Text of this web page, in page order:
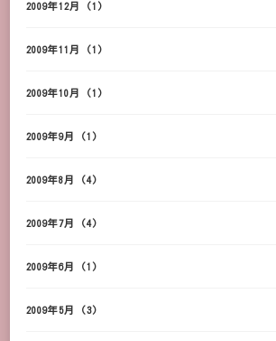
2009年12月 (1)
2009年11月 (1)
2009年10月 (1)
2009年9月 (1)
2009年8月 (4)
2009年7月 (4)
2009年6月 (1)
2009年5月 (3)